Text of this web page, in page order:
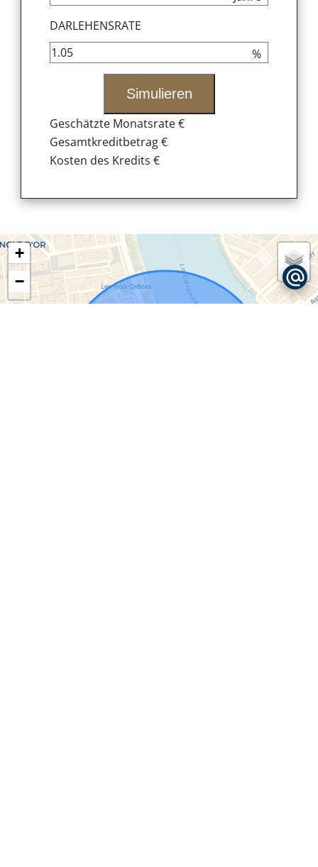
DARLEHENSRATE
%
Simulieren
Geschätzte Monatsrate€
Gesamtkreditbetrag€
Kosten des Kredits €
+
−